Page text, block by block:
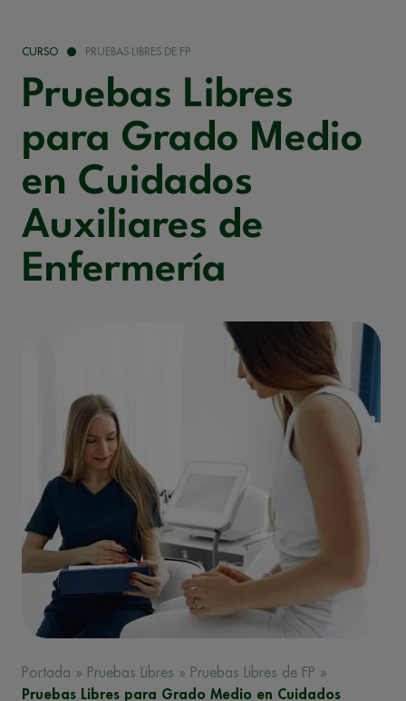
CURSO PRUEBAS LIBRES DE FP
Pruebas Libres
para Grado Medio
en Cuidados
Auxiliares de
Enfermería
Portada » Pruebas Libres » Pruebas Libres de FP »
Pruebas Libres para Grado Medio en Cuidados